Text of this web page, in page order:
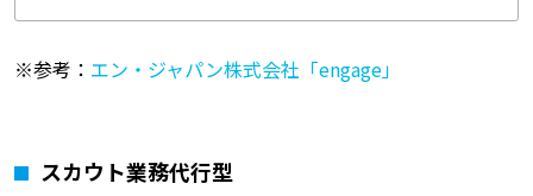
※参考： エン・ジャパン株式会社「engage」
スカウト業務代行型